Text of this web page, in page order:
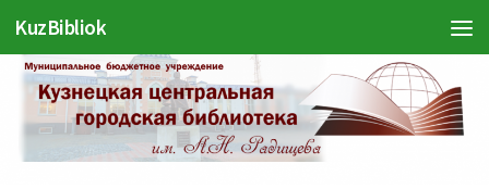
Перейти к содержимому
KuzBibliok